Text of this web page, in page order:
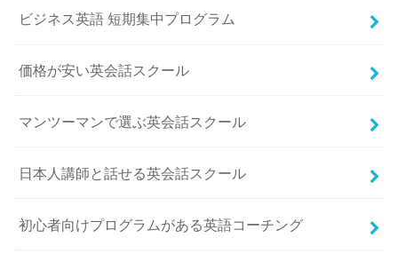
ビジネス英語 短期集中プログラム
価格が安い英会話スクール
マンツーマンで選ぶ英会話スクール
日本人講師と話せる英会話スクール
初心者向けプログラムがある英語コーチング